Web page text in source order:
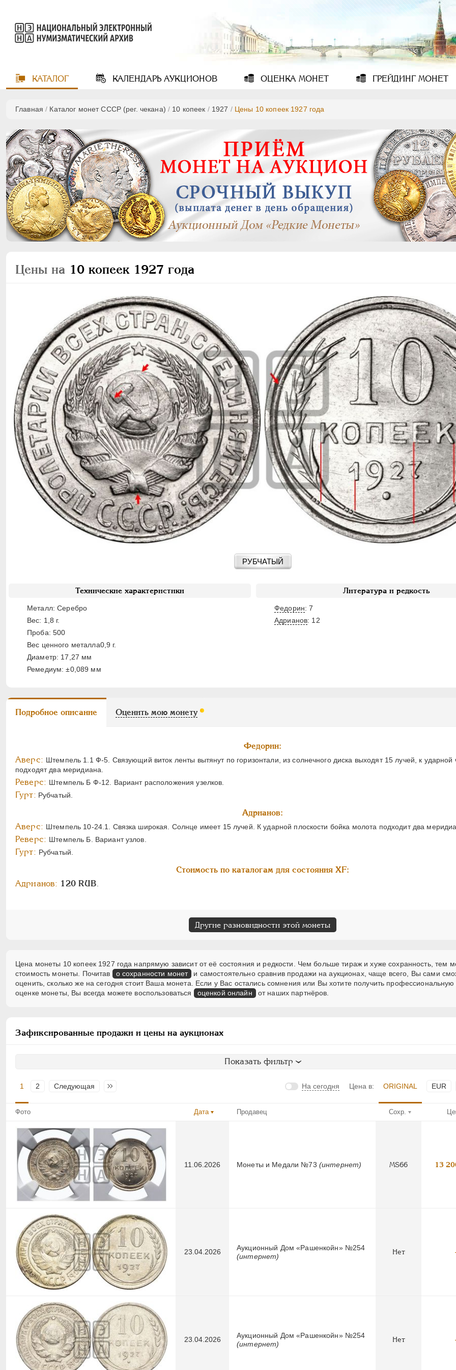
КАТАЛОГ КАЛЕНДАРЬАУКЦИОНОВ ОЦЕНКА МОНЕТ ГРЕЙДИНГМОНЕТ
Главная / Каталог монет СССР (рег. чекана) / 10 копеек / 1927 / Цены 10 копеек 1927 года
Цены на 10 копеек 1927 года
РУБЧАТЫЙ
Технические характеристики
Металл: Серебро
Вес: 1,8 г.
Проба: 500
Вес ценного металла0,9 г.
Диаметр: 17,27 мм
Ремедиум: ±0,089 мм
Литература и редкость
Федорин: 7
Адрианов: 12
Подробное описание Оценить мою монету
Федорин:
Аверс: Штемпель 1.1 Ф-5. Связующий виток ленты вытянут по горизонтали, из солнечного диска выходят 15 лучей, к ударной
подходят два меридиана.
Реверс: Штемпель Б Ф-12. Вариант расположения узелков.
Гурт: Рубчатый.
Адрианов:
Аверс: Штемпель 10-24.1. Связка широкая. Солнце имеет 15 лучей. К ударной плоскости бойка молота подходит два
Реверс: Штемпель Б. Вариант узлов.
Гурт: Рубчатый.
Стоимость по каталогам для состояния XF:
Адрианов: 120 RUB
Другие разновидности этой монеты
Цена монеты 10 копеек 1927 года напрямую зависит от её состояния и редкости. Чем больше тираж и хуже сохранность, тем
стоимость монеты. Почитав
о сохранности монет
и самостоятельно сравнив продажи на аукционах, чаще всего, Вы сами
оценить, сколько же на сегодня стоит Ваша монета. Если у Вас остались сомнения или Вы хотите получить
оценке монеты, Вы всегда можете воспользоваться
оценкой онлайн от наших партнёров.
Зафиксированные продажи и цены на аукционах
Показать фильтр
1 2 Следующая Последняя На сегодня Цена в: ORIGINAL EUR
Фото Дата Продавец Сохр.
11.06.2026 Монеты и Медали №73 (интернет) MS66 13
23.04.2026
Аукционный Дом «Рашенкойн» №254
(интернет)
Нет
23.04.2026
Аукционный Дом «Рашенкойн» №254
(интернет)
Нет